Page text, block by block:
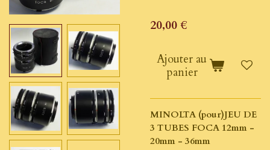
20,00 €
Ajouter au
panier
MINOLTA (pour)JEU DE
3 TUBES FOCA 12mm -
20mm - 36mm